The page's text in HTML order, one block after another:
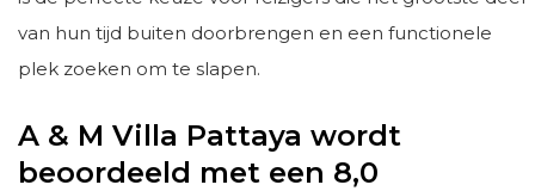
van hun tijd buiten doorbrengen en een functionele
plek zoeken om te slapen.
A & M Villa Pattaya wordt
beoordeeld met een 8,0